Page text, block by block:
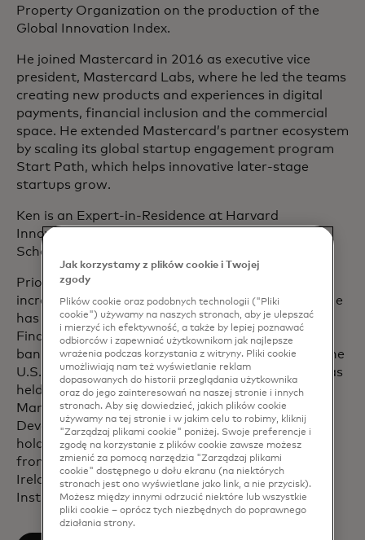
Property Organization on the production of the
Global Innovation Index.
He joined Mastercard in 2016 as executive vice
president, Mastercard Labs, where he led the teams
creating new products and experiences in digital
payments, financial inclusion and the commercial
space. He extended Mastercard’s partner ecosystem
by scaling its global startup engagement program
Start Path, which helps innovative later-stage
startups grow.
Ken is an Expert-in-Residence at Harvard
Innovation Labs at the Harvard John A. Paulson
School of Engineering and Applied Sciences.
Prior to joining Mastercard, Ken held roles of
increasing seniority at Citi, Accenture and Misys. He
has over 25 years of experience in International
Financial Services across retail and corporate
banking and has worked extensively throughout the
U.S., Latin America, Europe, Asia and Africa. He has
held executive leadership roles in Product
Management, Technology Delivery, Business
Development, and Strategy and Innovation. Ken
holds a BSc in Commercial Computer Applications
from the Institute of Technology in Waterford,
Ireland, and is a certified Board Director with the
Institute of Directors.
Jak korzystamy z plików cookie i Twojej
zgody
Plików cookie oraz podobnych technologii ("Pliki
cookie") używamy na naszych stronach, aby je ulepszać
i mierzyć ich efektywność, a także by lepiej poznawać
odbiorców i zapewniać użytkownikom jak najlepsze
wrażenia podczas korzystania z witryny. Pliki cookie
umożliwiają nam też wyświetlanie reklam
dopasowanych do historii przeglądania użytkownika
oraz do jego zainteresowań na naszej stronie i innych
stronach. Aby się dowiedzieć, jakich plików cookie
używamy na tej stronie i w jakim celu to robimy, kliknij
"Zarządzaj plikami cookie" poniżej. Swoje preferencje i
zgodę na korzystanie z plików cookie zawsze możesz
zmienić za pomocą narzędzia "Zarządzaj plikami
cookie" dostępnego u dołu ekranu (na niektórych
stronach jest ono wyświetlane jako link, a nie przycisk).
Możesz między innymi odrzucić niektóre lub wszystkie
pliki cookie – oprócz tych niezbędnych do poprawnego
działania strony.